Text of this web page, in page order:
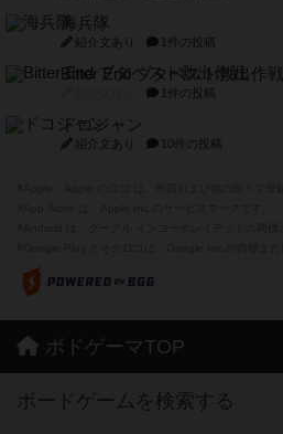
海兵隊
紹介文あり 1件の投稿
Bitter End ブタペスト救出作戦
1件の投稿
ドコジャン
紹介文あり 10件の投稿
ボドゲーマTOP
ボードゲームを検索する